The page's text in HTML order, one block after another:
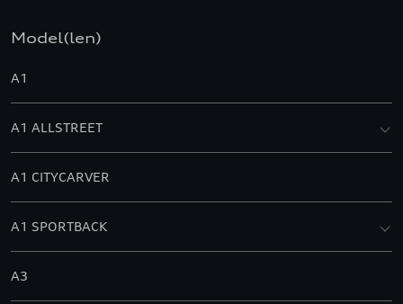
Model(len)
A1
A1 ALLSTREET
A1 CITYCARVER
A1 SPORTBACK
A3